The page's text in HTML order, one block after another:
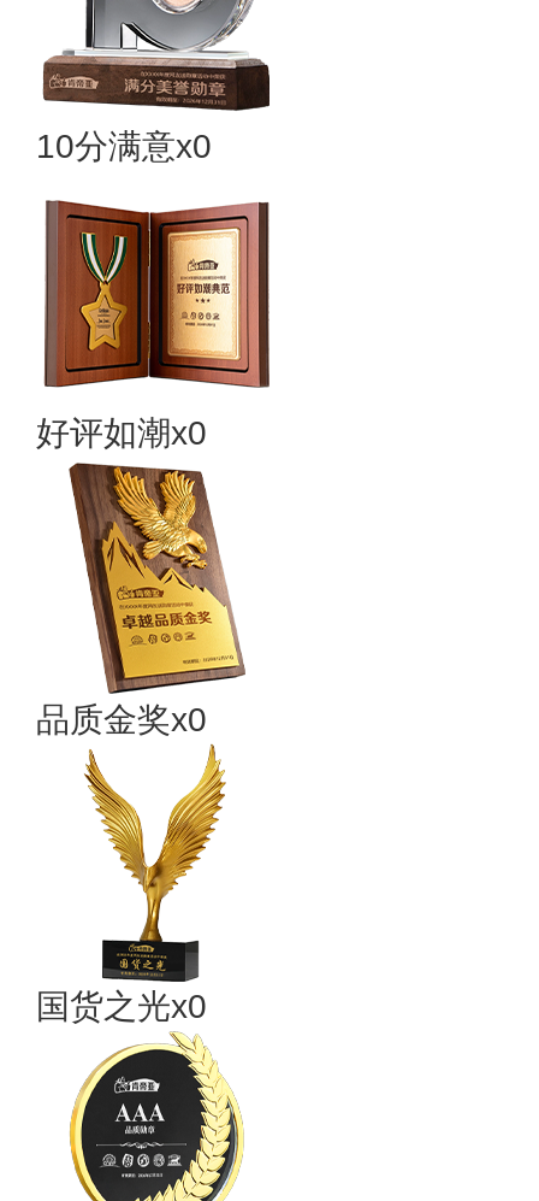
10分满意x0
好评如潮x0
品质金奖x0
国货之光x0